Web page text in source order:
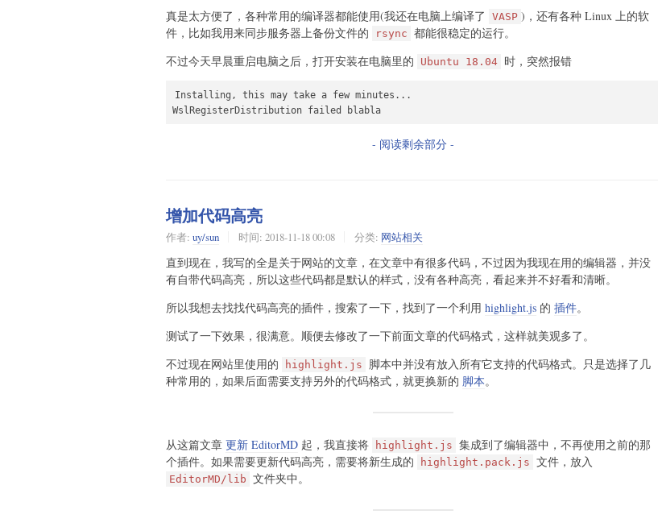
真是太方便了，各种常用的编译器都能使用(我还在电脑上编译了
VASP )，还有各种 Linux 上的软
件，比如我用来同步服务器上备份文件的
rsync 都能很稳定的运行。
不过今天早晨重启电脑之后，打开安装在电脑里的
Ubuntu 18.04 时，突然报错
Installing, this may take a few minutes...
WslRegisterDistribution failed blabla
- 阅读剩余部分 -
增加代码高亮
作者: uy/sun 时间: 2018-11-18 00:08 分类: 网站相关
直到现在，我写的全是关于网站的文章，在文章中有很多代码，不过因为我现在用的编辑器，并没
有自带代码高亮，所以这些代码都是默认的样式，没有各种高亮，看起来并不好看和清晰。
所以我想去找找代码高亮的插件，搜索了一下，找到了一个利用 highlight.js 的 插件。
测试了一下效果，很满意。顺便去修改了一下前面文章的代码格式，这样就美观多了。
不过现在网站里使用的
highlight.js
脚本中并没有放入所有它支持的代码格式。只是选择了几
种常用的，如果后面需要支持另外的代码格式，就更换新的 脚本。
从这篇文章 更新 EditorMD 起，我直接将 highlight.js 集成到了编辑器中，不再使用之前的那
个插件。如果需要更新代码高亮，需要将新生成的
highlight.pack.js 文件，放入
EditorMD/lib 文件夹中。